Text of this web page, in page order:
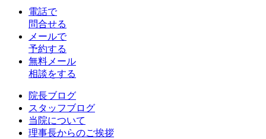
電話で
問合せる
メールで
予約する
無料メール
相談をする
院長ブログ
スタッフブログ
当院について
理事長からのご挨拶